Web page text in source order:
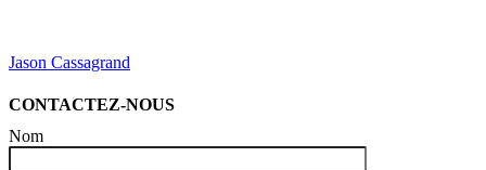
Jason Cassagrand
CONTACTEZ-NOUS
Nom